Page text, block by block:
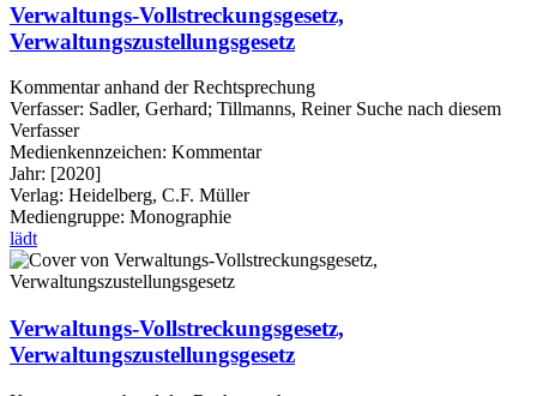
Verwaltungs-Vollstreckungsgesetz,
Verwaltungszustellungsgesetz
Kommentar anhand der Rechtsprechung
Verfasser: Sadler, Gerhard; Tillmanns, Reiner Suche nach diesem
Verfasser
Medienkennzeichen: Kommentar
Jahr: [2020]
Verlag: Heidelberg, C.F. Müller
Mediengruppe: Monographie
lädt
Verwaltungs-Vollstreckungsgesetz,
Verwaltungszustellungsgesetz